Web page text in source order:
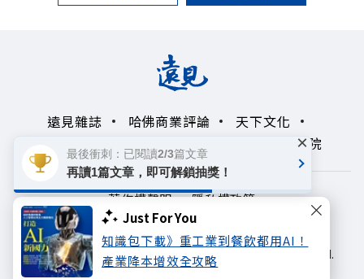
Just For You
知識包下載》重工業到餐飲都用AI！
產業降本增效全攻略
遠見雜誌 哈佛商業評論
天下文化
未來親子學習平台
領導影響力學院
著作權聲明
隱私權政策
Copyright© 1999~2026
遠見天下文化出版股份有限公司. All rights reserved.
最後衝刺：已閱讀2/3篇文章
再讀1篇文章，即可解鎖抽獎！
×